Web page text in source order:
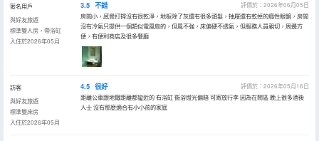
匿名用戶
與好友旅遊
標準雙人房，帶浴缸
入住於2026年05月
3.5 不錯
評價於：2026年06月05日
房間小，感覺打掃沒有很乾淨，地板除了灰還有很多頭髮，抽屜還有乾掉的癮性眼鏡，房間
沒有冷氣只提供一個類似電風扇的，但風不強，床偏硬不透氣，但服務人員親切，周邊方
便，有便利商店及很多餐廳
訪客
與好友旅遊
標準雙床房
入住於2026年05月
4.5 很好
評價於：2026年05月16日
距離公車跟地鐵距離都蠻近的 有浴缸 衞浴燈光偏暗 可寄放行李 因為在鬧區 晚上很多酒後
人士 沒有那麼適合有小小孩的家庭